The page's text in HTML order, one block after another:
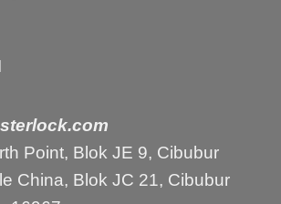
Point, Blok JE 9, Cibubur
China, Blok JC 21, Cibubur